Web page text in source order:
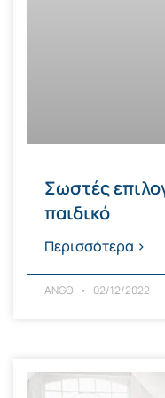
Σωστές
παιδικό
Περισσότερα >
ANGO 02/12/2022